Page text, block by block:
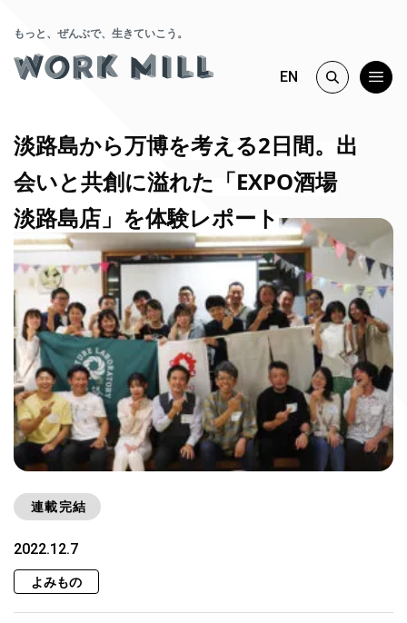
もっと、ぜんぶで、生きていこう。
EN
淡路島から万博を考える2日間。出
会いと共創に溢れた「EXPO酒場
淡路島店」を体験レポート
連載完結
2022.12.7
よみもの